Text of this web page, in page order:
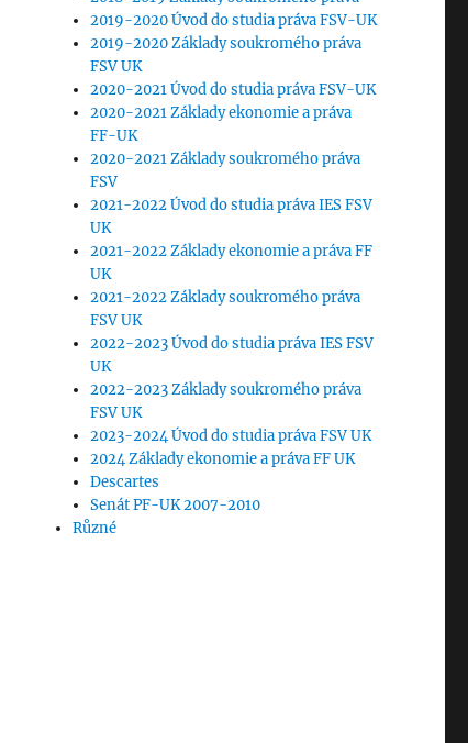
2019-2020 Úvod do studia práva FSV-UK
2019-2020 Základy soukromého práva
FSV UK
2020-2021 Úvod do studia práva FSV-UK
2020-2021 Základy ekonomie a práva
FF-UK
2020-2021 Základy soukromého práva
FSV
2021-2022 Úvod do studia práva IES FSV
UK
2021-2022 Základy ekonomie a práva FF
UK
2021-2022 Základy soukromého práva
FSV UK
2022-2023 Úvod do studia práva IES FSV
UK
2022-2023 Základy soukromého práva
FSV UK
2023-2024 Úvod do studia práva FSV UK
2024 Základy ekonomie a práva FF UK
Descartes
Senát PF-UK 2007-2010
Různé